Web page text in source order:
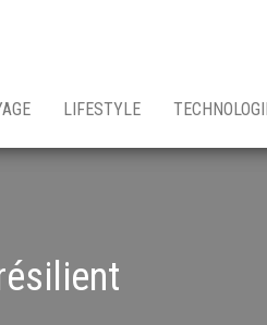
LIFESTYLE